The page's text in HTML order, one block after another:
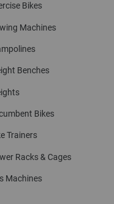
Bikes
Machines
Benches
Bikes
Trainers
Racks & Cages
Machines